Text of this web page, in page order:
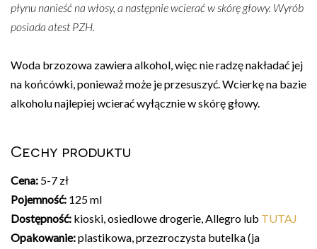
płynu nanieść na włosy, a następnie wcierać w skórę głowy. Wyrób
posiada atest PZH.
Woda brzozowa zawiera alkohol, więc nie radzę nakładać jej
na końcówki, ponieważ może je przesuszyć. Wcierkę na bazie
alkoholu najlepiej wcierać wyłącznie w skórę głowy.
Cechy produktu
Cena: 5-7 zł
Pojemność: 125 ml
Dostępność: kioski, osiedlowe drogerie, Allegro lub TUTAJ
Opakowanie:plastikowa, przezroczysta butelka (ja